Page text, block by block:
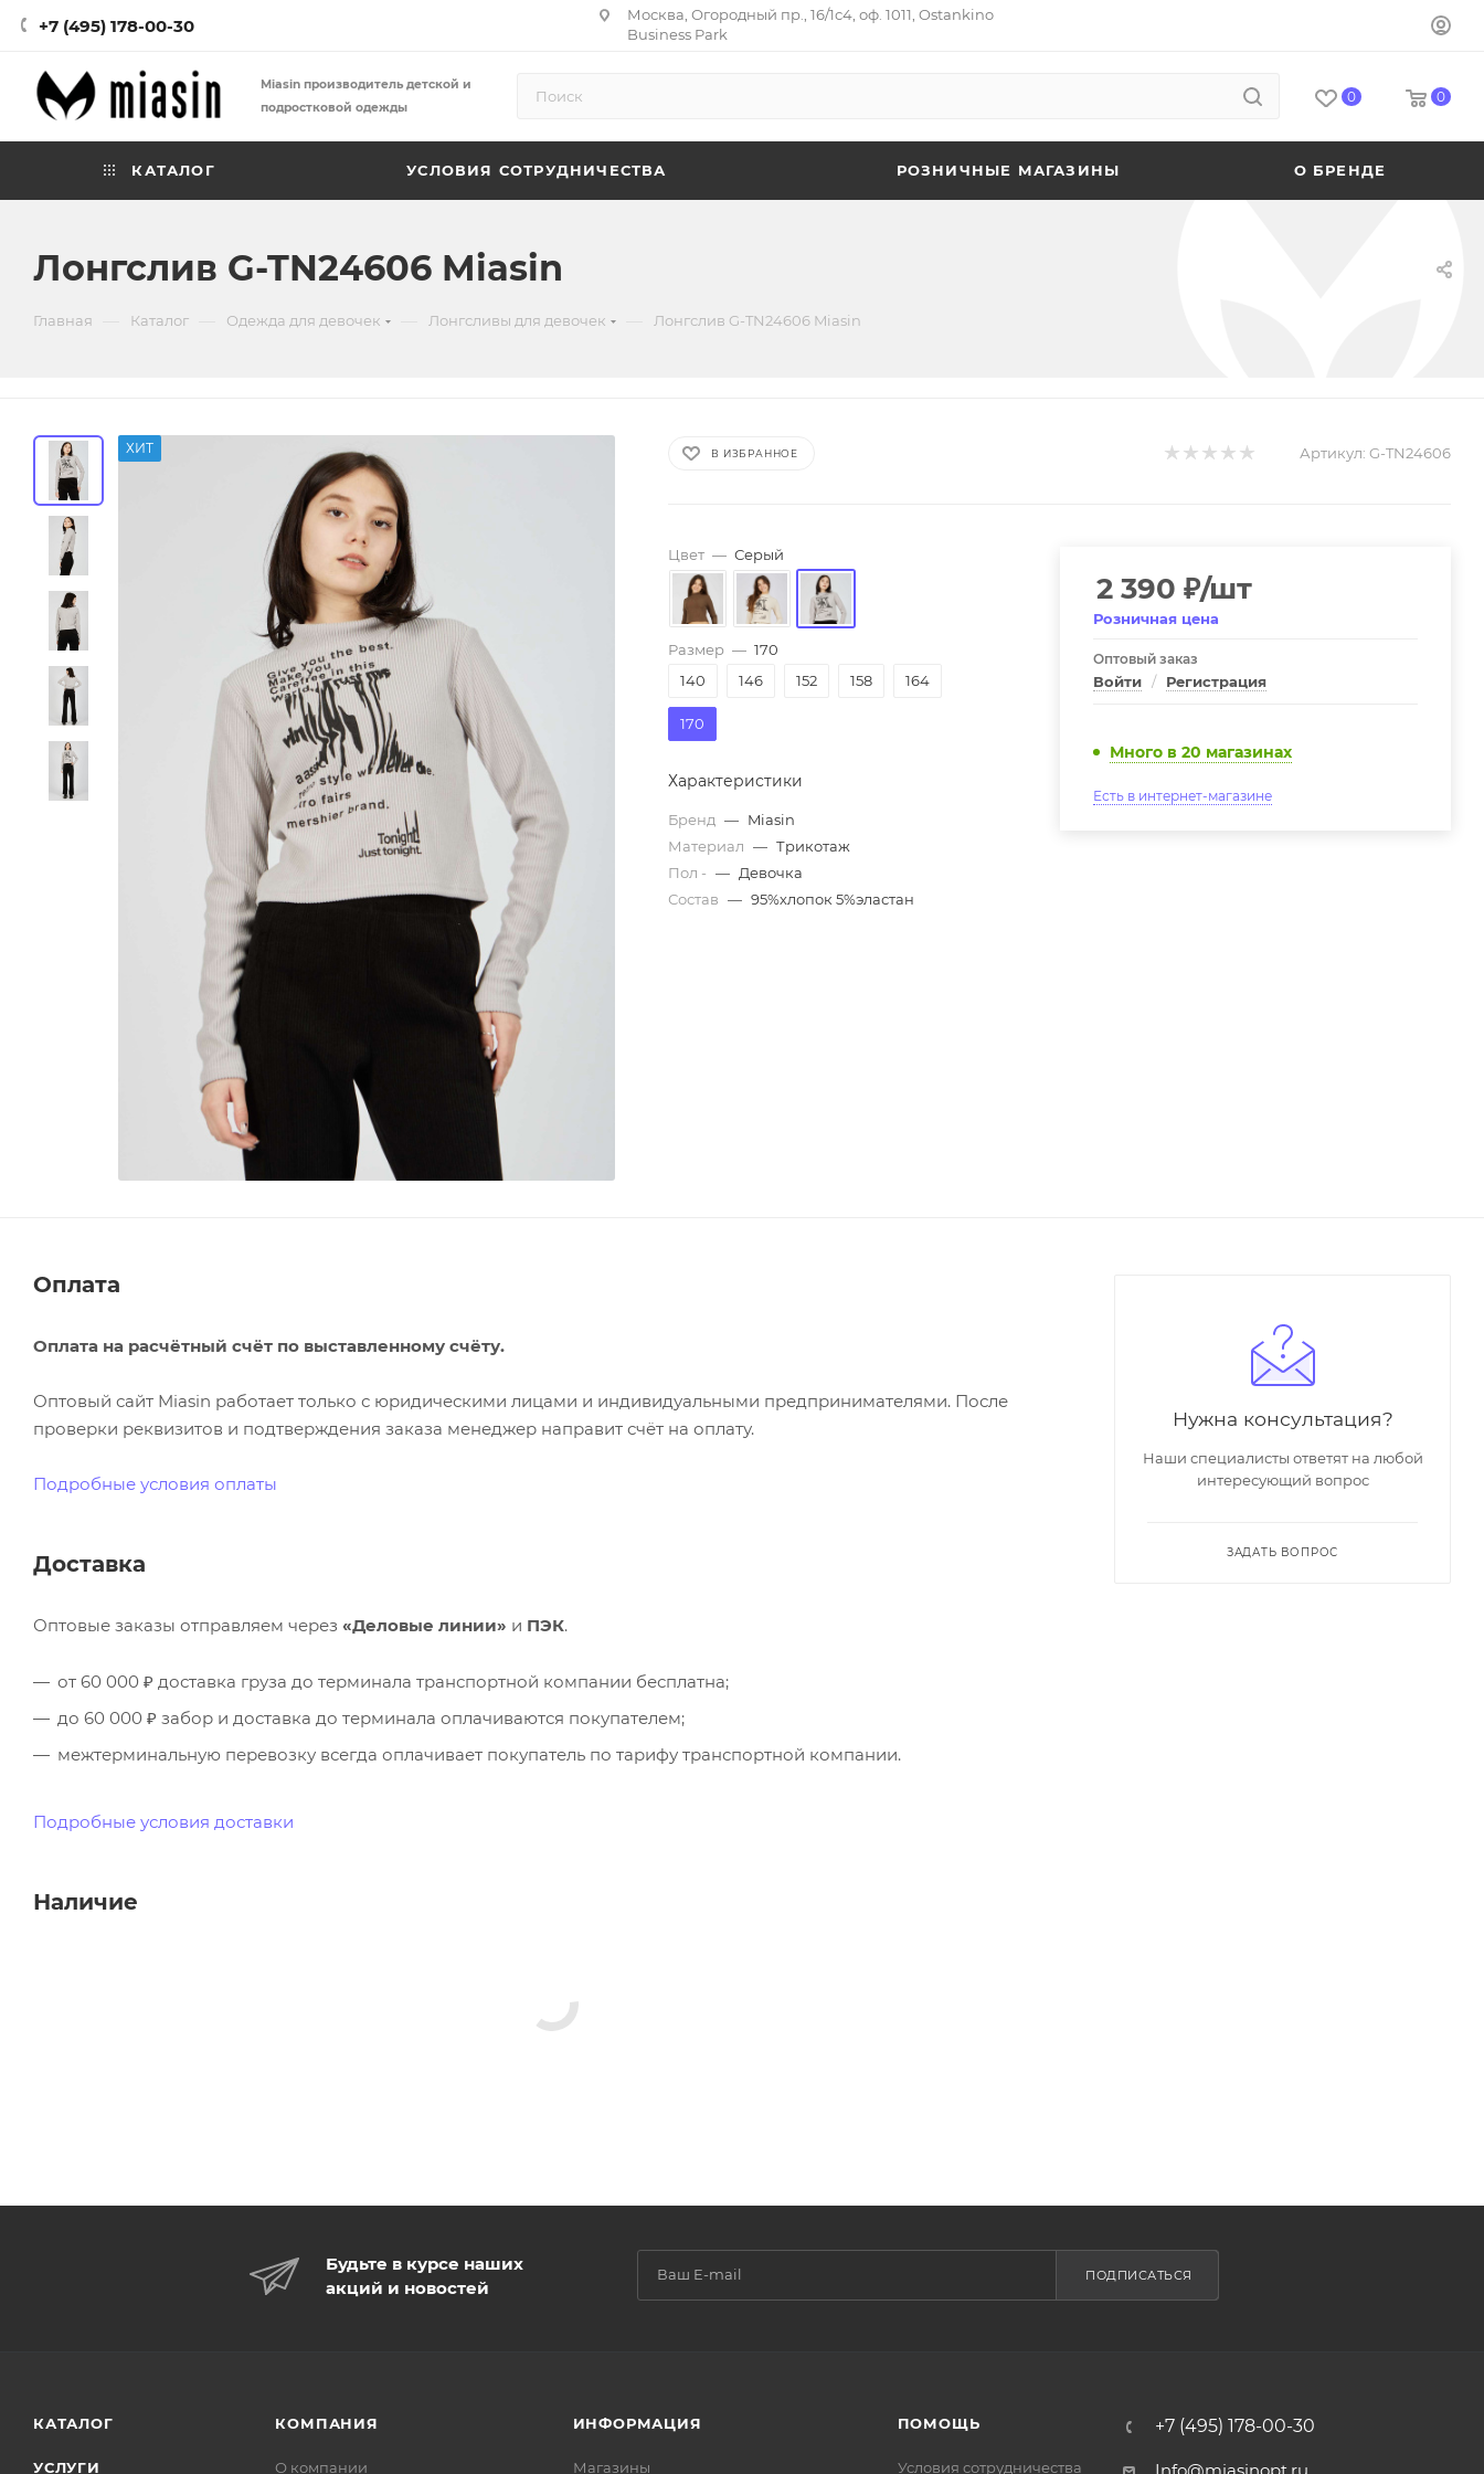
+7 (495) 178-00-30
Москва, Огородный пр., 16/1с4, оф. 1011, Ostankino
Business Park
Miasin производитель детской и
подростковой одежды
0 0
КАТАЛОГ УСЛОВИЯ СОТРУДНИЧЕСТВА РОЗНИЧНЫЕ МАГАЗИНЫ О БРЕНДЕ
Лонгслив G-TN24606 Miasin
Главная Каталог Одежда для девочек Лонгсливы для девочек Лонгслив G-TN24606 Miasin
ХИТ В ИЗБРАННОЕ Артикул: G-TN24606
Цвет — Серый
Размер — 170
140
146 152 158 164
170
Характеристики
Бренд — Miasin
Материал — Трикотаж
Пол - — Девочка
Состав — 95%хлопок 5%эластан
2 390 ₽/шт
Розничная цена
Оптовый заказ
Войти / Регистрация
Много в 20 магазинах
Есть в интернет-магазине
Оплата
Оплата на расчётный счёт по выставленному счёту.
Оптовый сайт Miasin работает только с юридическими лицами и индивидуальными предпринимателями. После
проверки реквизитов и подтверждения заказа менеджер направит счёт на оплату.
Подробные условия оплаты
Доставка
Оптовые заказы отправляем через «Деловые линии» и ПЭК.
от 60 000 ₽ доставка груза до терминала транспортной компании бесплатна;
до 60 000 ₽ забор и доставка до терминала оплачиваются покупателем;
межтерминальную перевозку всегда оплачивает покупатель по тарифу транспортной компании.
Подробные условия доставки
Наличие
Нужна консультация?
Наши специалисты ответят на любой
интересующий вопрос
ЗАДАТЬ ВОПРОС
Будьте в курсе наших
акций и новостей
ПОДПИСАТЬСЯ
КАТАЛОГ
УСЛУГИ
КОМПАНИЯ
О компании
ИНФОРМАЦИЯ
Магазины
ПОМОЩЬ
Условия сотрудничества
+7 (495) 178-00-30